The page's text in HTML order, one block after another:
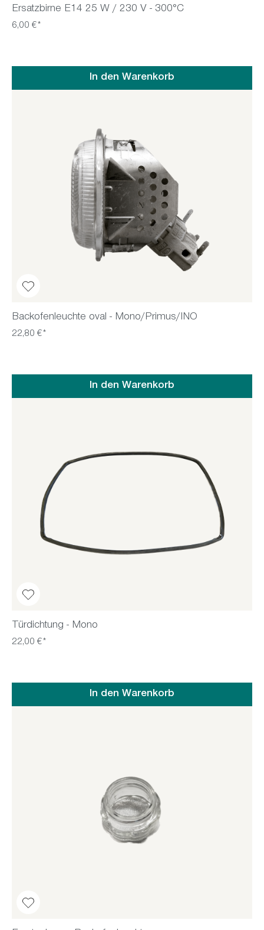
Ersatzbirne E14 25 W / 230 V - 300°C
6,00 €*
In den Warenkorb
Backofenleuchte oval - Mono/Primus/INO
22,80 €*
In den Warenkorb
Türdichtung - Mono
22,00 €*
In den Warenkorb